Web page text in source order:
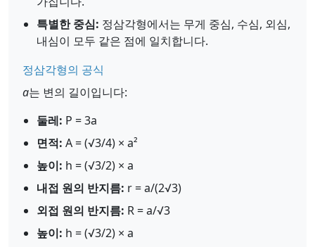
특별한 중심: 정삼각형에서는 무게 중심, 수심, 외심,
내심이 모두 같은 점에 일치합니다.
정삼각형의 공식
a는 변의 길이입니다:
둘레: P = 3a
면적: A = (√3/4) × a²
높이: h = (√3/2) × a
내접 원의 반지름: r = a/(2√3)
외접 원의 반지름: R = a/√3
높이: h = (√3/2) × a